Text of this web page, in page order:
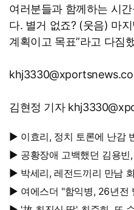
여러분들과 함께하는 시
다. 별거 없죠? (웃음) 마
계획이고 목표”라고 다짐
김현정 기자
▶ 이효리, 정치 토론에 난감 반응…보수 vs 진보 사연에 "빠
지면 안 될까요?"
▶ 공황장애 고백했던 김용빈, 180도 달라진 삶…연이은 겹경
사
▶ 박세리, 레전드끼리 만남 화제…부자 동생에게 밥 샀다가
'반전'
▶ 여에스더 "함익병, 26년전 빌려준 5천만원...그덕에 사업